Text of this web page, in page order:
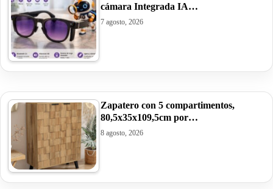
cámara Integrada IA…
7 agosto, 2026
Zapatero con 5 compartimentos,
80,5x35x109,5cm por…
8 agosto, 2026